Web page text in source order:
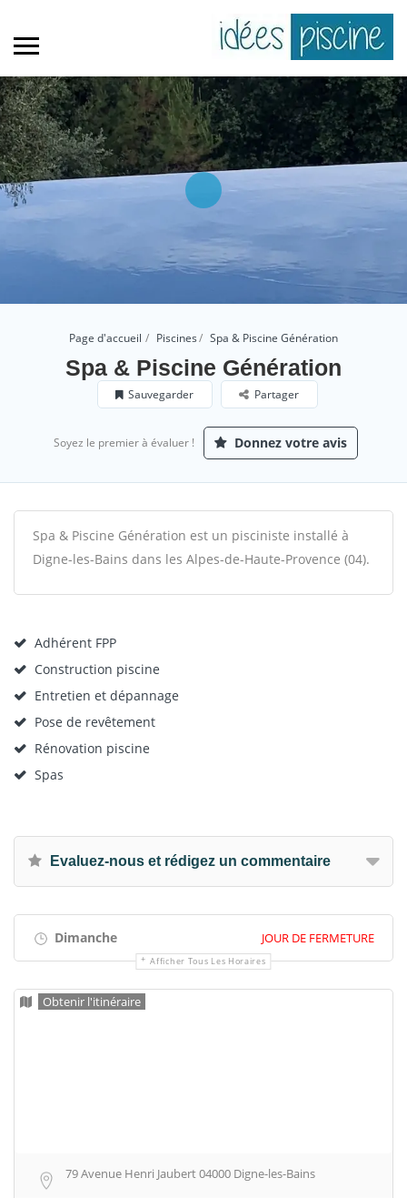
Page d'accueil Piscines Spa & Piscine Génération
Spa & Piscine Génération
Sauvegarder Partager
Soyez le premier à évaluer ! Donnez votre avis
Spa & Piscine Génération est un pisciniste installé à
Digne-les-Bains dans les Alpes-de-Haute-Provence (04).
Adhérent FPP
Construction piscine
Entretien et dépannage
Pose de revêtement
Rénovation piscine
Spas
Evaluez-nous et rédigez un commentaire
Dimanche JOUR DE FERMETURE
Afficher Tous Les Horaires
Obtenir l'itinéraire
79 Avenue Henri Jaubert 04000 Digne-les-Bains